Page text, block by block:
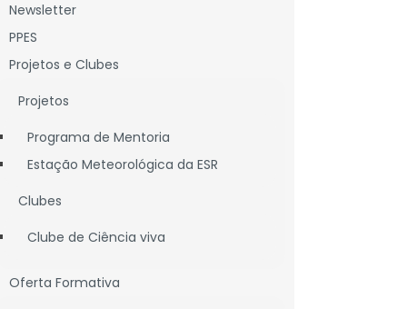
Newsletter
PPES
Projetos e Clubes
Projetos
Programa de Mentoria
Estação Meteorológica da ESR
Clubes
Clube de Ciência viva
Oferta Formativa